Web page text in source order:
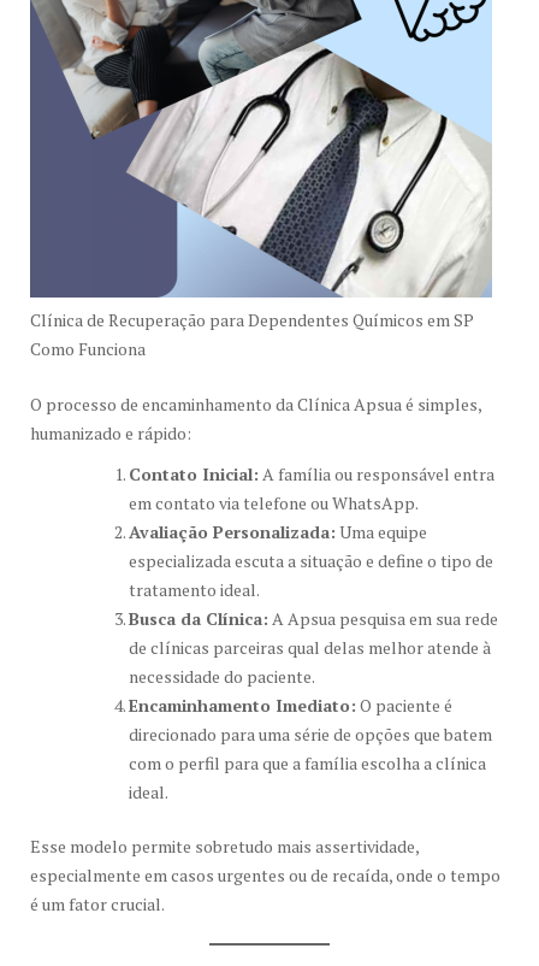
Clínica de Recuperação para Dependentes Químicos em SP
Como Funciona
O processo de encaminhamento da Clínica Apsua é simples,
humanizado e rápido:
Contato Inicial: A família ou responsável entra
em contato via telefone ou WhatsApp.
Avaliação Personalizada: Uma equipe
especializada escuta a situação e define o tipo de
tratamento ideal.
Busca da Clínica: A Apsua pesquisa em sua rede
de clínicas parceiras qual delas melhor atende à
necessidade do paciente.
Encaminhamento Imediato: O paciente é
direcionado para uma série de opções que batem
com o perfil para que a família escolha a clínica
ideal.
Esse modelo permite sobretudo mais assertividade,
especialmente em casos urgentes ou de recaída, onde o tempo
é um fator crucial.